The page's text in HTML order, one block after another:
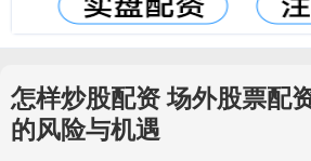
怎样炒股配资 场外股票配
的风险与机遇